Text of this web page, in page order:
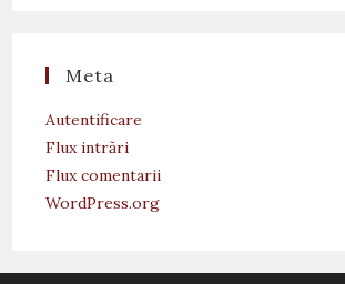
Meta
Autentificare
Flux intrări
Flux comentarii
WordPress.org